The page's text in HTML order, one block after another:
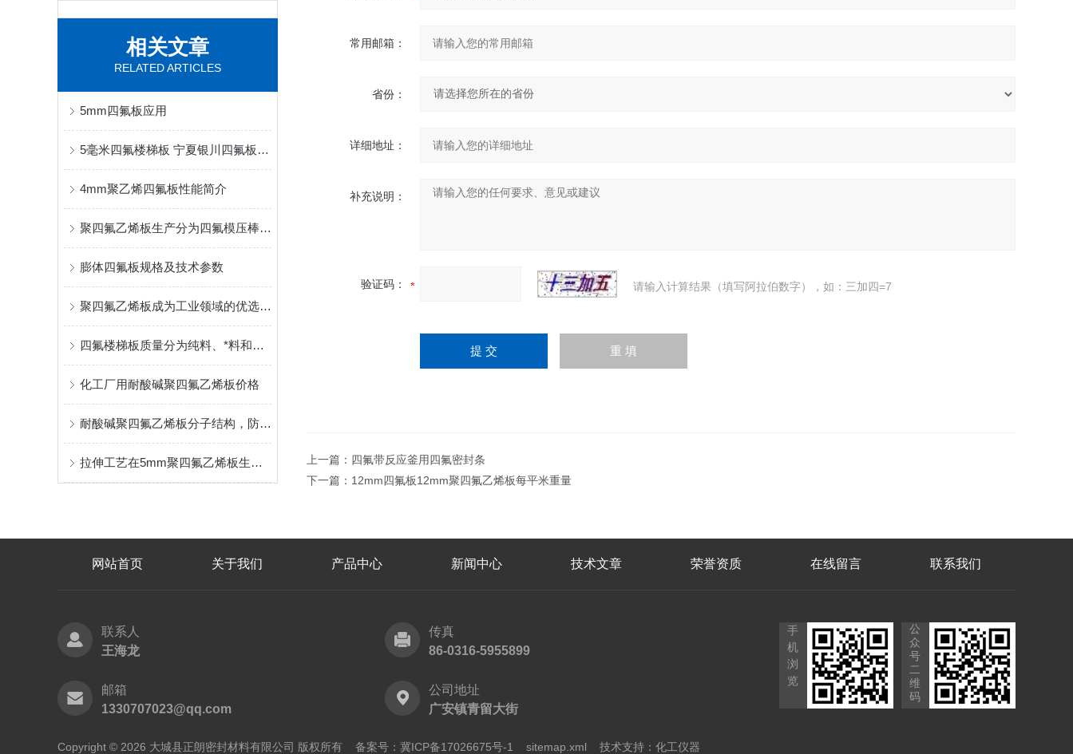
相关文章
RELATED ARTICLES
5mm四氟板应用
5毫米四氟楼梯板 宁夏银川四氟板价格 电厂用四氟板
4mm聚乙烯四氟板性能简介
聚四氟乙烯板生产分为四氟模压棒和挤出棒
膨体四氟板规格及技术参数
聚四氟乙烯板成为工业领域的优选材料
四氟楼梯板质量分为纯料、*料和B级料
化工厂用耐酸碱聚四氟乙烯板价格
耐酸碱聚四氟乙烯板分子结构，防腐性能优异
拉伸工艺在5mm聚四氟乙烯板生产中的运用
常用邮箱：
省份：
详细地址：
补充说明：
验证码： 请输入计算结果（填写阿拉伯数字），如：三加四=7
上一篇： 四氟带反应釜用四氟密封条
下一篇： 12mm四氟板12mm聚四氟乙烯板每平米重量
网站首页 关于我们 产品中心 新闻中心 技术文章 荣誉资质 在线留言 联系我们
联系人
王海龙
传真
86-0316-5955899
邮箱
1330707023@qq.com
公司地址
广安镇青留大街
手
机
浏
览
公
众
号
二
维
码
Copyright © 2026 大城县正朗密封材料有限公司 版权所有 备案号：冀ICP备17026675号-1 sitemap.xml 技术支持： 化工仪器